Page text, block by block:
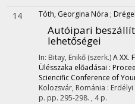
14 Tóth, Georgina Nóra ;
Autóipari
lehetőségei
In: Bitay, Enikő (szerk.)A XX.
Ülésszaka előadásai :
Sciencific Conference of
Kolozsvár, Románia : Erdélyi
p. pp. 295-298. , 4 p.